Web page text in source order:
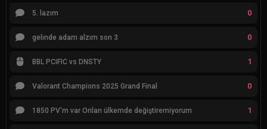
5. lazım 0
gelınde adam alzım son 3 0
BBL PCIFIC vs DNSTY 1
Valorant Champions 2025 Grand Final 0
1850 PV'm var Onları ülkemde değiştiremiyorum 1